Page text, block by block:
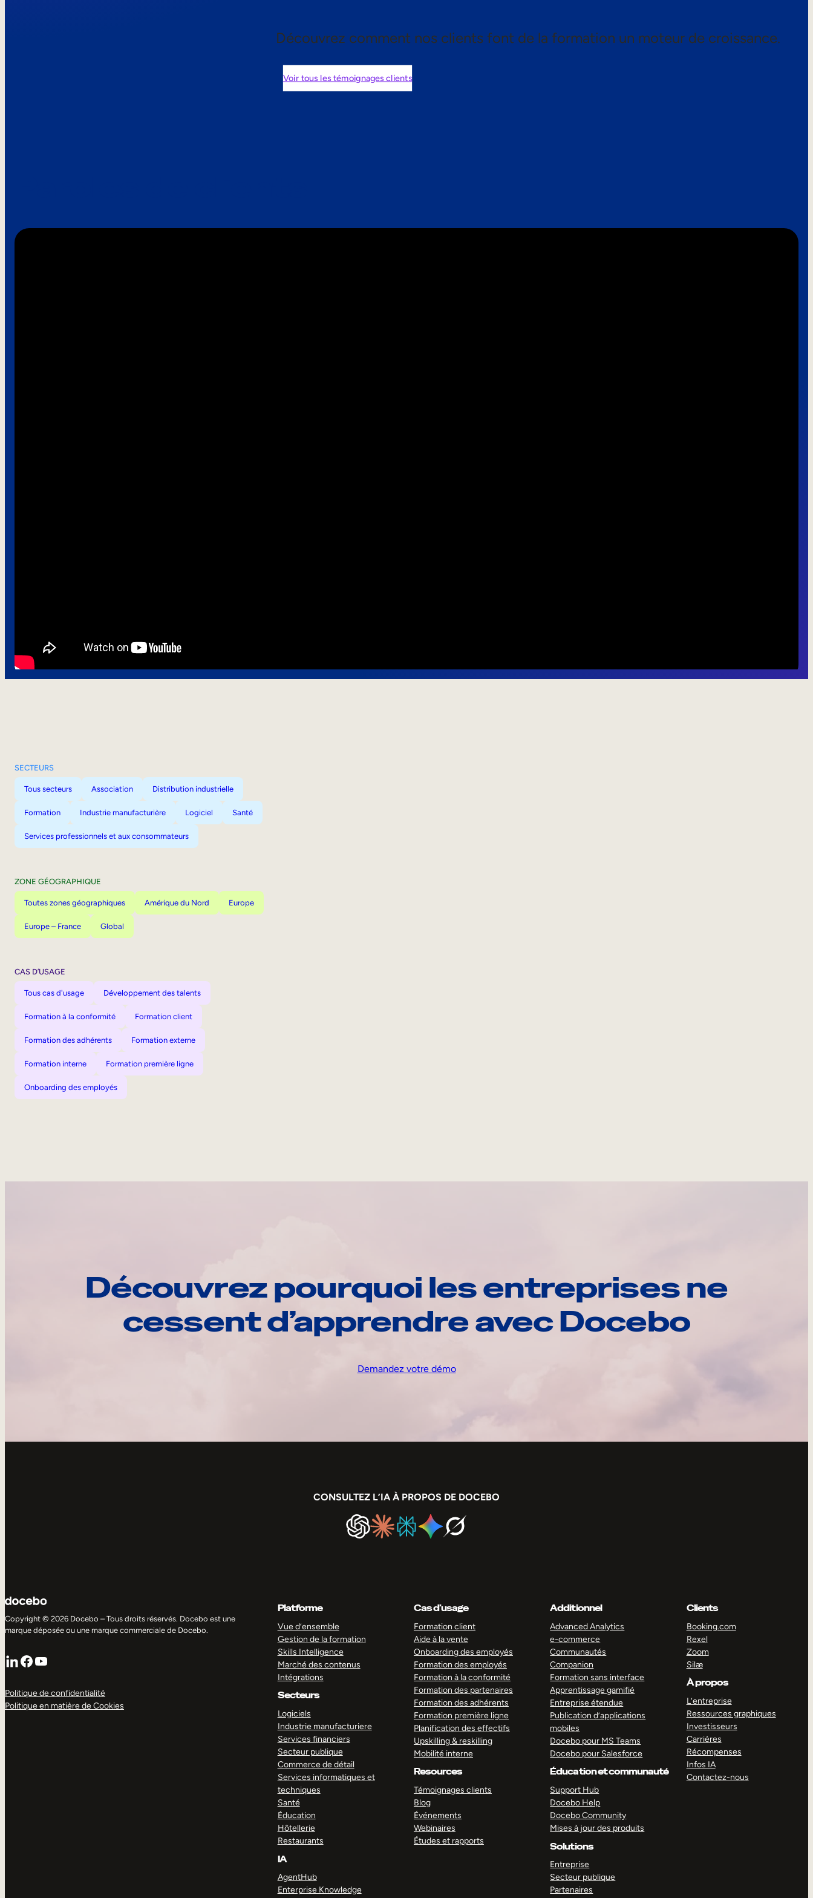
Découvrez comment nos clients font de la formation un moteur de croissance.
Voir tous les témoignages clients
SECTEURS
Tous secteurs Association Distribution industrielle
Formation Industrie manufacturière Logiciel Santé
Services professionnels et aux consommateurs
ZONE GÉOGRAPHIQUE
Toutes zones géographiques Amérique du Nord Europe
Europe – France Global
CAS D’USAGE
Tous cas d'usage Développement des talents
Formation à la conformité Formation client
Formation des adhérents Formation externe
Formation interne Formation première ligne
Onboarding des employés
Découvrez pourquoi les entreprises ne
cessent d’apprendre avec Docebo
Demandez votre démo
CONSULTEZ L’IA À PROPOS DE DOCEBO
Copyright © 2026 Docebo – Tous droits réservés. Docebo est une
marque déposée ou une marque commerciale de Docebo.
LinkedIn
Facebook
YouTube
Politique de confidentialité
Politique en matière de Cookies
Platforme
Vue d’ensemble
Gestion de la formation
Skills Intelligence
Marché des contenus
Intégrations
Secteurs
Logiciels
Industrie manufacturiere
Services financiers
Secteur publique
Commerce de détail
Services informatiques et
techniques
Santé
Éducation
Hôtellerie
Restaurants
IA
AgentHub
Enterprise Knowledge
Cas d’usage
Formation client
Aide à la vente
Onboarding des employés
Formation des employés
Formation à la conformité
Formation des partenaires
Formation des adhérents
Formation première ligne
Planification des effectifs
Upskilling & reskilling
Mobilité interne
Resources
Témoignages clients
Blog
Événements
Webinaires
Études et rapports
Additionnel
Advanced Analytics
e-commerce
Communautés
Companion
Formation sans interface
Apprentissage gamifié
Entreprise étendue
Publication d’applications
mobiles
Docebo pour MS Teams
Docebo pour Salesforce
Éducation et communauté
Support Hub
Docebo Help
Docebo Community
Mises à jour des produits
Solutions
Entreprise
Secteur publique
Partenaires
Clients
Booking.com
Rexel
Zoom
Silæ
À propos
L’entreprise
Ressources graphiques
Investisseurs
Carrières
Récompenses
Infos IA
Contactez-nous